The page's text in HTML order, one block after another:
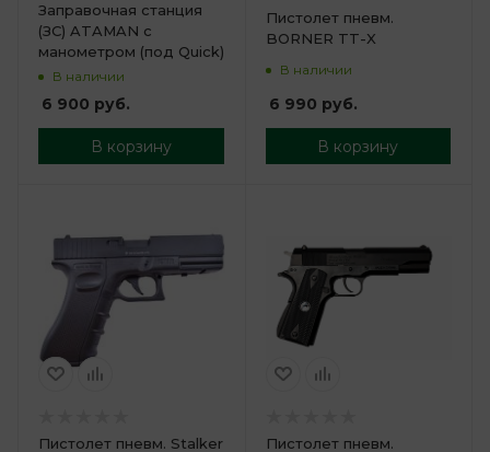
Заправочная станция
(ЗС) ATAMAN с
манометром (под Quick)
В наличии
6 900 руб.
В корзину
Пистолет пневм.
BORNER TT-X
В наличии
6 990 руб.
В корзину
Пистолет пневм. Stalker
Пистолет пневм.